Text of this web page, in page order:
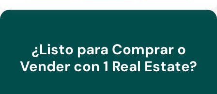
¿Listo para Comprar o
Vender con 1 Real Estate?